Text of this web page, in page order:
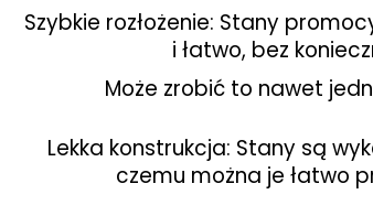
Szybkie rozłożenie: Stany
i łatwo, bez
Może zrobić to nawet
Lekka konstrukcja: Stany są
czemu można je łatwo